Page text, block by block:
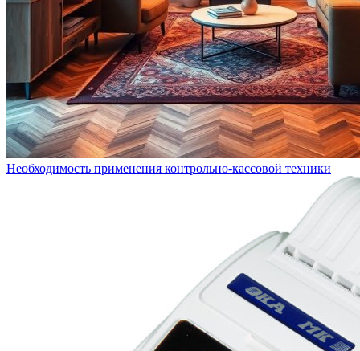
Необходимость применения контрольно-кассовой техники